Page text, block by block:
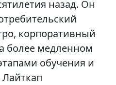
назад. Он
корпоративный
более медленном
обучения и